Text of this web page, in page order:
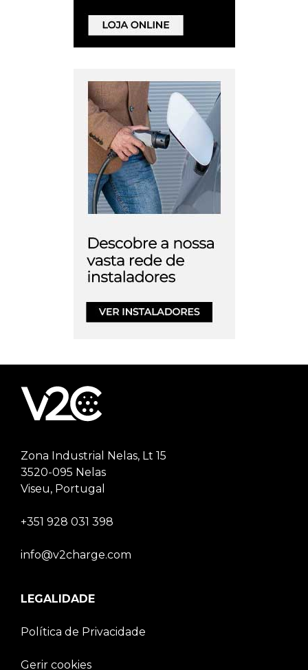
Zona Industrial Nelas, Lt 15
3520-095 Nelas
Viseu, Portugal
+351 928 031 398
info@v2charge.com
LEGALIDADE
Política de Privacidade
Gerir cookies